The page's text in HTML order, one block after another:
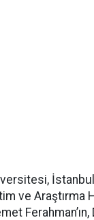
ve Araştırma